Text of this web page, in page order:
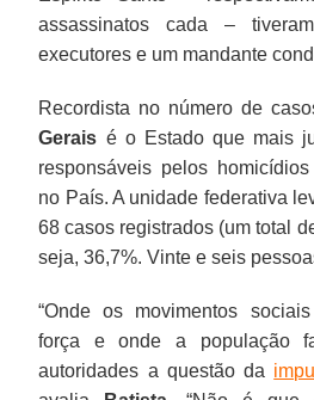
assassinatos cada –
executores e um mandante
Recordista no número de
Gerais é o Estado que mais
responsáveis pelos
no País. A unidade federativa
68 casos registrados (um total
seja, 36,7%. Vinte e seis
“Onde os movimentos
força e onde a população
autoridades a questão da